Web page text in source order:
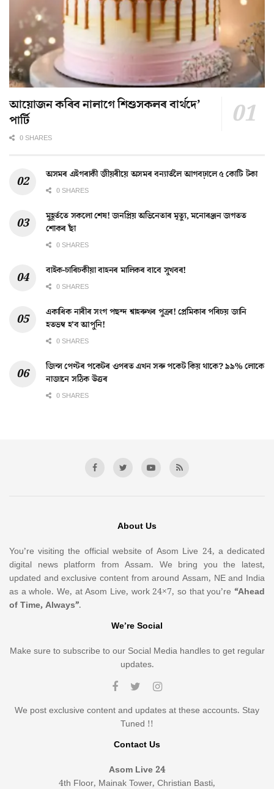
আয়োজন কৰিব নালাগে শিশুসকলৰ বাৰ্থদে’
পাৰ্টি
0 SHARES
অসমৰ এইগৰাকী জীয়ৰীয়ে অসমৰ বন্যাৰ্তলৈ আগবঢ়ালে ৫ কোটি টকা
0 SHARES
মুহূৰ্ততে সকলো শেষ! জনপ্ৰিয় অভিনেতাৰ মৃত্যু, মনোৰঞ্জন জগতত
শোকৰ ছাঁ
0 SHARES
বাইক-চাৰিচকীয়া বাহনৰ মালিকৰ বাবে সুখবৰ!
0 SHARES
একাধিক নাৰীৰ সংগ পছন্দ শ্বাহৰুখৰ পুত্ৰৰ! প্ৰেমিকাৰ পৰিচয় জানি
হতভম্ব হ’ব আপুনি!
0 SHARES
জিন্স পেণ্টৰ পকেটৰ ওপৰত এখন সৰু পকেট কিয় থাকে? ৯৯% লোকে
নাজানে সঠিক উত্তৰ
0 SHARES
About Us
You’re visiting the official website of Asom Live 24, a dedicated
digital news platform from Assam. We bring you the latest,
updated and exclusive content from around Assam, NE and India
as a whole. We, at Asom Live, work 24×7, so that you’re “Ahead
of Time, Always”.
We’re Social
Make sure to subscribe to our Social Media handles to get regular
updates.
We post exclusive content and updates at these accounts. Stay
Tuned !!
Contact Us
Asom Live 24
4th Floor, Mainak Tower, Christian Basti,